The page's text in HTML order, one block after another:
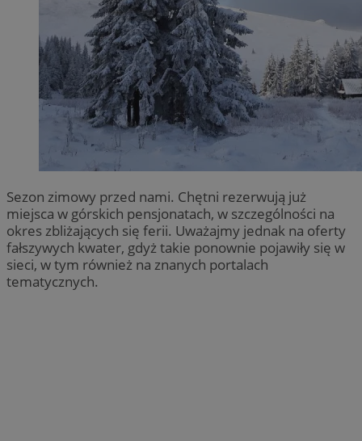
Sezon zimowy przed nami. Chętni rezerwują już
miejsca w górskich pensjonatach, w szczególności na
okres zbliżających się ferii. Uważajmy jednak na oferty
fałszywych kwater, gdyż takie ponownie pojawiły się w
sieci, w tym również na znanych portalach
tematycznych.